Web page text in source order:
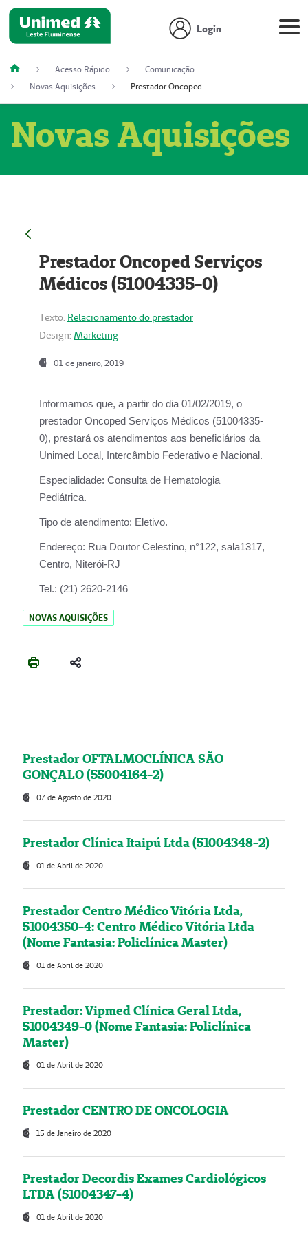
Login
Acesso Rápido
Comunicação
Novas Aquisições
Prestador Oncoped Serviços Médicos (51004335-0)
Novas Aquisições
Prestador Oncoped Serviços
Médicos (51004335-0)
Texto: Relacionamento do prestador
Design: Marketing
01 de janeiro, 2019
Informamos que, a partir do dia 01/02/2019, o
prestador Oncoped Serviços Médicos (51004335-
0), prestará os atendimentos aos beneficiários da
Unimed Local, Intercâmbio Federativo e Nacional.
Especialidade: Consulta de Hematologia
Pediátrica.
Tipo de atendimento: Eletivo.
Endereço: Rua Doutor Celestino, n°122, sala1317,
Centro, Niterói-RJ
Tel.: (21) 2620-2146
NOVAS AQUISIÇÕES
Prestador OFTALMOCLÍNICA SÃO
GONÇALO (55004164-2)
07 de Agosto de 2020
Prestador Clínica Itaipú Ltda (51004348-2)
01 de Abril de 2020
Prestador Centro Médico Vitória Ltda,
51004350-4: Centro Médico Vitória Ltda
(Nome Fantasia: Policlínica Master)
01 de Abril de 2020
Prestador: Vipmed Clínica Geral Ltda,
51004349-0 (Nome Fantasia: Policlínica
Master)
01 de Abril de 2020
Prestador CENTRO DE ONCOLOGIA
15 de Janeiro de 2020
Prestador Decordis Exames Cardiológicos
LTDA (51004347-4)
01 de Abril de 2020